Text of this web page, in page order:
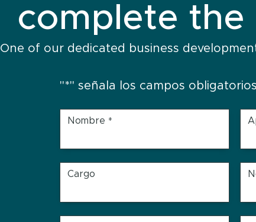
complete
One of our dedicated business
"*" señala los campos obligatorios
Nombre *
Cargo